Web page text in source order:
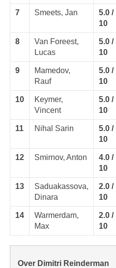
7 Smeets, Jan
5.0 /
10
8
Van Foreest,
Lucas
5.0 /
10
9
Mamedov,
Rauf
5.0 /
10
10
Keymer,
Vincent
5.0 /
10
11 Nihal Sarin
5.0 /
10
12 Smirnov, Anton
4.0 /
10
13
Saduakassova,
Dinara
2.0 /
10
14
Warmerdam,
Max
2.0 /
10
Over Dimitri Reinderman